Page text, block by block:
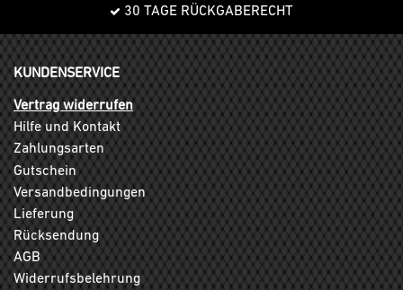
30 TAGE RÜCKGABERECHT
KUNDENSERVICE
Vertrag widerrufen
Hilfe und Kontakt
Zahlungsarten
Gutschein
Versandbedingungen
Lieferung
Rücksendung
AGB
Widerrufsbelehrung